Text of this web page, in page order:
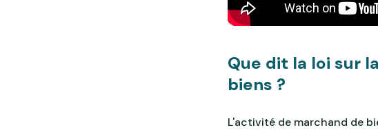
Que dit la loi sur
biens ?
L'activité de marchand de